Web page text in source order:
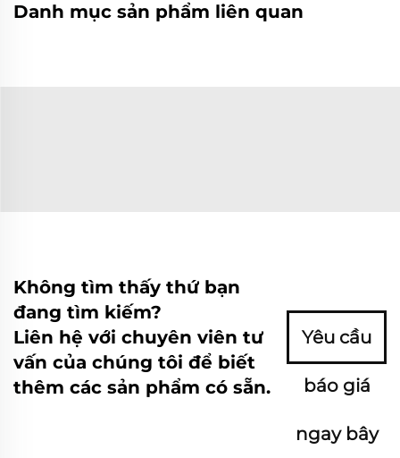
Danh mục sản phẩm liên quan
Không tìm thấy thứ bạn
đang tìm kiếm?
Liên hệ với chuyên viên tư
vấn của chúng tôi để biết
thêm các sản phẩm có sẵn.
Yêu cầu
báo giá
ngay bây